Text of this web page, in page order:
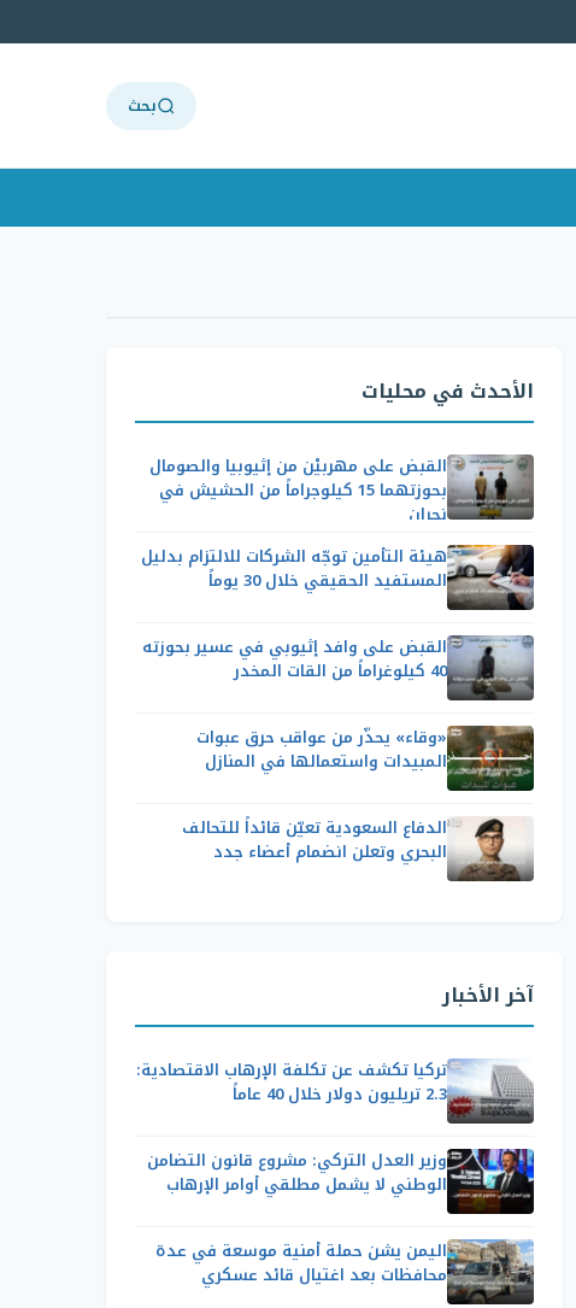
بحث
الأحدث في محليات
القبض على مهربيْن من إثيوبيا والصومال
بحوزتهما 15 كيلوجراماً من الحشيش في
نجران
هيئة التأمين توجّه الشركات للالتزام بدليل
المستفيد الحقيقي خلال 30 يوماً
القبض على وافد إثيوبي في عسير بحوزته
40 كيلوغراماً من القات المخدر
«وقاء» يحذّر من عواقب حرق عبوات
المبيدات واستعمالها في المنازل
الدفاع السعودية تعيّن قائداً للتحالف
البحري وتعلن انضمام أعضاء جدد
آخر الأخبار
تركيا تكشف عن تكلفة الإرهاب الاقتصادية:
2.3 تريليون دولار خلال 40 عاماً
وزير العدل التركي: مشروع قانون التضامن
الوطني لا يشمل مطلقي أوامر الإرهاب
اليمن يشن حملة أمنية موسعة في عدة
محافظات بعد اغتيال قائد عسكري